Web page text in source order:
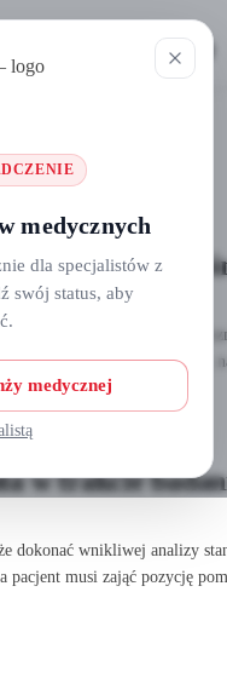
medycznych
dla specjalistów z
swój status, aby
medycznej
Tissue
wydarzenie edukacyjne!📍
okazja, by poszerzyć
w trakcie
dokonać wnikliwej analizy
pacjent musi zająć pozycję